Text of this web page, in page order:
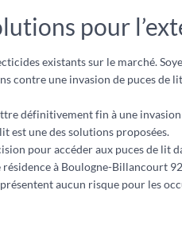
pour
existants sur le marché.
contre une invasion de puces
définitivement fin à une
est une des solutions proposées.
pour accéder aux puces de lit
à Boulogne-Billancourt
aucun risque pour les